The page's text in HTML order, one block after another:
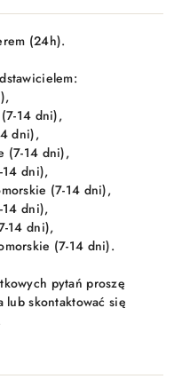
(24h).
(7-14 dni),
dni),
(7-14 dni),
14 dni),
(7-14 dni),
14 dni),
14 dni),
(7-14 dni).
pytań proszę
lub skontaktować się